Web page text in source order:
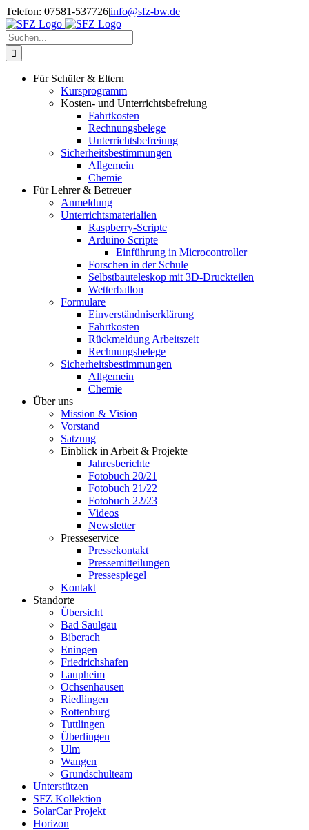
Zum
Inhalt
springen
Telefon: 07581-537726|info@sfz-bw.de
Suche
nach:
Für Schüler & Eltern
Kursprogramm
Kosten- und Unterrichtsbefreiung
Fahrtkosten
Rechnungsbelege
Unterrichtsbefreiung
Sicherheitsbestimmungen
Allgemein
Chemie
Für Lehrer & Betreuer
Anmeldung
Unterrichtsmaterialien
Raspberry-Scripte
Arduino Scripte
Einführung in Microcontroller
Forschen in der Schule
Selbstbauteleskop mit 3D-Druckteilen
Wetterballon
Formulare
Einverständniserklärung
Fahrtkosten
Rückmeldung Arbeitszeit
Rechnungsbelege
Sicherheitsbestimmungen
Allgemein
Chemie
Über uns
Mission & Vision
Vorstand
Satzung
Einblick in Arbeit & Projekte
Jahresberichte
Fotobuch 20/21
Fotobuch 21/22
Fotobuch 22/23
Videos
Newsletter
Presseservice
Pressekontakt
Pressemitteilungen
Pressespiegel
Kontakt
Standorte
Übersicht
Bad Saulgau
Biberach
Eningen
Friedrichshafen
Laupheim
Ochsenhausen
Riedlingen
Rottenburg
Tuttlingen
Überlingen
Ulm
Wangen
Grundschulteam
Unterstützen
SFZ Kollektion
SolarCar Projekt
Horizon